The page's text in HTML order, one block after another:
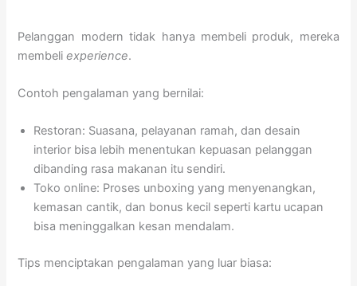
Pelanggan modern tidak hanya membeli produk, mereka
membeliexperience.
Contoh pengalaman yang bernilai:
Restoran: Suasana, pelayanan ramah, dan desain
interior bisa lebih menentukan kepuasan pelanggan
dibanding rasa makanan itu sendiri.
Toko online: Proses unboxing yang menyenangkan,
kemasan cantik, dan bonus kecil seperti kartu ucapan
bisa meninggalkan kesan mendalam.
Tips menciptakan pengalaman yang luar biasa: